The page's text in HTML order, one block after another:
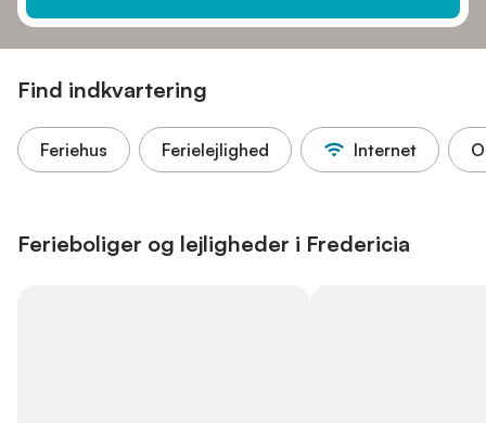
Find indkvartering
Feriehus Ferielejlighed Internet
Ferieboliger og lejligheder i Fredericia